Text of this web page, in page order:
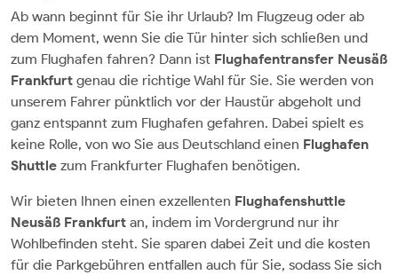
Ab wann beginnt für Sie ihr Urlaub? Im Flugzeug oder ab
dem Moment, wenn Sie die Tür hinter sich schließen und
zum Flughafen fahren? Dann ist Flughafentransfer Neusäß
Frankfurt genau die richtige Wahl für Sie. Sie werden von
unserem Fahrer pünktlich vor der Haustür abgeholt und
ganz entspannt zum Flughafen gefahren. Dabei spielt es
keine Rolle, von wo Sie aus Deutschland einen Flughafen
Shuttle zum Frankfurter Flughafen benötigen.
Wir bieten Ihnen einen exzellenten Flughafenshuttle
Neusäß Frankfurt an, indem im Vordergrund nur ihr
Wohlbefinden steht. Sie sparen dabei Zeit und die kosten
für die Parkgebühren entfallen auch für Sie, sodass Sie sich